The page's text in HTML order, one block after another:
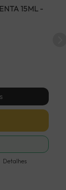
15ML -
Detalhes